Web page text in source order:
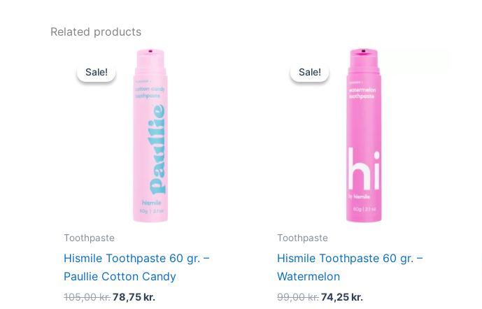
Related products
Sale!
Sale!
Toothpaste
Hismile Toothpaste 60 gr. –
Paullie Cotton Candy
105,00kr.
Original
price
was:
105,00 kr..
78,75kr.
Current
price
is:
78,75 kr..
Sale!
Sale!
Toothpaste
Hismile Toothpaste 60 gr. –
Watermelon
99,00kr.
Original
was:
99,00 kr..
74,25kr.
Current
price
74,25 kr..